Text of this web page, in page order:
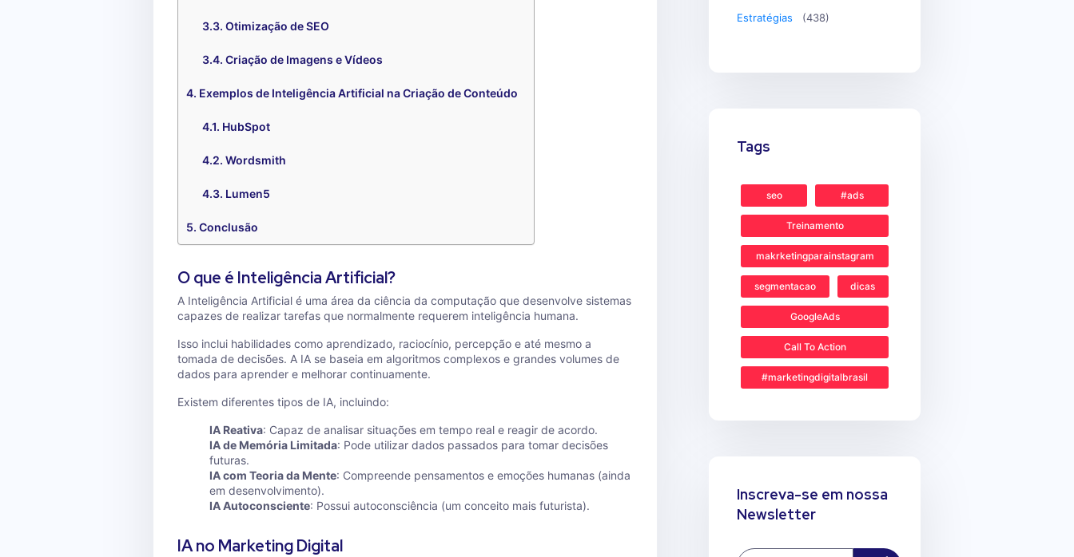
Otimização de SEO
Criação de Imagens e Vídeos
Exemplos de Inteligência Artificial na Criação de Conteúdo
HubSpot
Wordsmith
Lumen5
Conclusão
O que é Inteligência Artificial?
A Inteligência Artificial é uma área da ciência da computação que desenvolve sistemas
capazes de realizar tarefas que normalmente requerem inteligência humana.
Isso inclui habilidades como aprendizado, raciocínio, percepção e até mesmo a
tomada de decisões. A IA se baseia em algoritmos complexos e grandes volumes de
dados para aprender e melhorar continuamente.
Existem diferentes tipos de IA, incluindo:
IA Reativa: Capaz de analisar situações em tempo real e reagir de acordo.
IA de Memória Limitada: Pode utilizar dados passados para tomar decisões
futuras.
IA com Teoria da Mente: Compreende pensamentos e emoções humanas (ainda
em desenvolvimento).
IA Autoconsciente: Possui autoconsciência (um conceito mais futurista).
IA no Marketing Digital
Estratégias (438)
Tags
seo #ads
Treinamento
makrketingparainstagram
segmentacao dicas
GoogleAds
Call To Action
#marketingdigitalbrasil
Inscreva-se em nossa
Newsletter